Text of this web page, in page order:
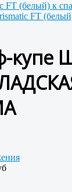
FT (белый) к
FT
купе